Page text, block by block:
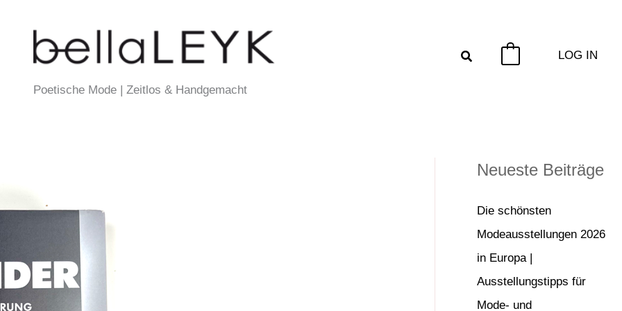
Poetische Mode | Zeitlos & Handgemacht
LOG IN
Neueste Beiträge
Die schönsten
Modeausstellungen 2026
in Europa |
Ausstellungstipps für
Mode- und